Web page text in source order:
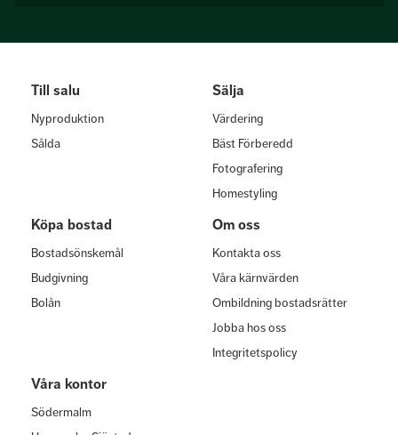
Till salu
Nyproduktion
Sålda
Sälja
Värdering
Bäst Förberedd
Fotografering
Homestyling
Köpa bostad
Bostadsönskemål
Budgivning
Bolån
Om oss
Kontakta oss
Våra kärnvärden
Ombildning bostadsrätter
Jobba hos oss
Integritetspolicy
Våra kontor
Södermalm